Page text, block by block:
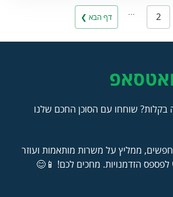
2 דף הבא ❯
בקלות? שוחחו עם הסוכן החכם שלנו
ממליץ על משרות מותאמות ועוזר
הזדמנויות. מחכים לכם! 📱😊